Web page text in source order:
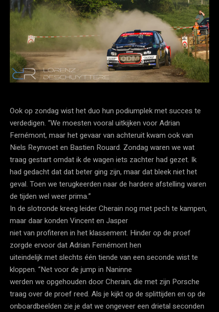
Ook op zondag wist het duo hun podiumplek met succes te
verdedigen. “We moesten vooral uitkijken voor Adrian
Fernémont, maar het gevaar van achteruit kwam ook van
Niels Reynvoet en Bastien Rouard. Zondag waren we wat
traag gestart omdat ik de wagen iets zachter had gezet. Ik
had gedacht dat dat beter ging zijn, maar dat bleek niet het
geval. Toen we terugkeerden naar de hardere afstelling waren
de tijden wel weer prima.”
In de slotronde kreeg leider Cherain nog met pech te kampen,
maar daar konden Vincent en Jasper
niet van profiteren in het klassement. Hinder op de proef
zorgde ervoor dat Adrian Fernémont hen
uiteindelijk met slechts één tiende van een seconde wist te
kloppen. “Net voor de jump in Naninne
werden we opgehouden door Cherain, die met zijn Porsche
traag over de proef reed. Als je kijkt op de splittijden en op de
onboardbeelden zie je dat we ongeveer een drietal seconden